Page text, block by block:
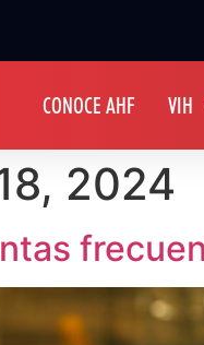
CONOCE AHF VIH
2024